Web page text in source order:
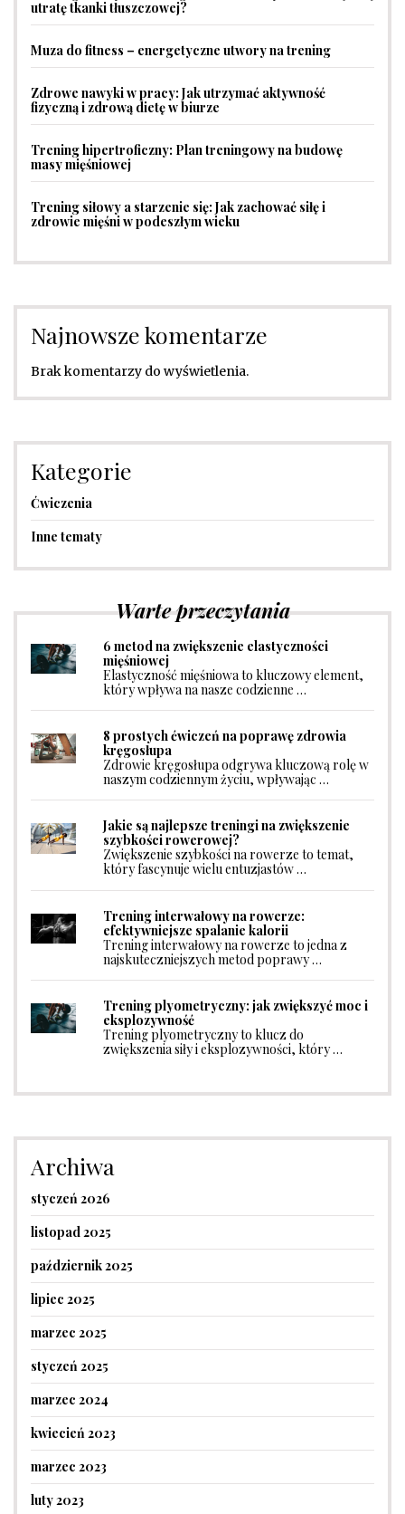
utratę tkanki tłuszczowej?
Muza do fitness – energetyczne utwory na trening
Zdrowe nawyki w pracy: Jak utrzymać aktywność
fizyczną i zdrową dietę w biurze
Trening hipertroficzny: Plan treningowy na budowę
masy mięśniowej
Trening siłowy a starzenie się: Jak zachować siłę i
zdrowie mięśni w podeszłym wieku
Najnowsze komentarze
Brak komentarzy do wyświetlenia.
Kategorie
Ćwiczenia
Inne tematy
Warte przeczytania
6 metod na zwiększenie elastyczności
mięśniowej
Elastyczność mięśniowa to kluczowy element,
który wpływa na nasze codzienne …
8 prostych ćwiczeń na poprawę zdrowia
kręgosłupa
Zdrowie kręgosłupa odgrywa kluczową rolę w
naszym codziennym życiu, wpływając …
Jakie są najlepsze treningi na zwiększenie
szybkości rowerowej?
Zwiększenie szybkości na rowerze to temat,
który fascynuje wielu entuzjastów …
Trening interwałowy na rowerze:
efektywniejsze spalanie kalorii
Trening interwałowy na rowerze to jedna z
najskuteczniejszych metod poprawy …
Trening plyometryczny: jak zwiększyć moc i
eksplozywność
Trening plyometryczny to klucz do
zwiększenia siły i eksplozywności, który …
Archiwa
styczeń 2026
listopad 2025
październik 2025
lipiec 2025
marzec 2025
styczeń 2025
marzec 2024
kwiecień 2023
marzec 2023
luty 2023